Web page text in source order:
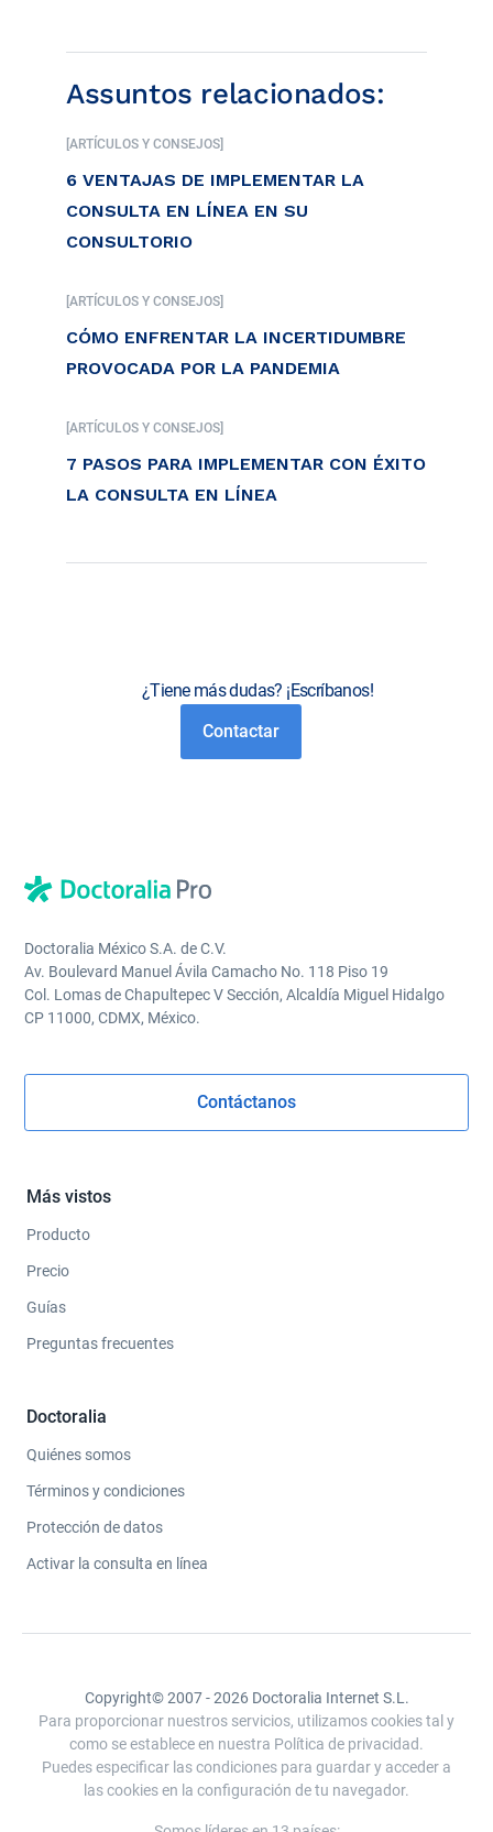
Assuntos relacionados:
[ARTÍCULOS Y CONSEJOS]
6 VENTAJAS DE IMPLEMENTAR LA
CONSULTA EN LÍNEA EN SU
CONSULTORIO
[ARTÍCULOS Y CONSEJOS]
CÓMO ENFRENTAR LA INCERTIDUMBRE
PROVOCADA POR LA PANDEMIA
[ARTÍCULOS Y CONSEJOS]
7 PASOS PARA IMPLEMENTAR CON ÉXITO
LA CONSULTA EN LÍNEA
¿Tiene más dudas? ¡Escríbanos!
Contactar
Doctoralia México S.A. de C.V.
Av. Boulevard Manuel Ávila Camacho No. 118 Piso 19
Col. Lomas de Chapultepec V Sección, Alcaldía Miguel Hidalgo
CP 11000, CDMX, México.
Contáctanos
Más vistos
Producto
Precio
Guías
Preguntas frecuentes
Doctoralia
Quiénes somos
Términos y condiciones
Protección de datos
Activar la consulta en línea
Copyright© 2007 - 2026 Doctoralia Internet S.L.
Para proporcionar nuestros servicios, utilizamos cookies tal y
como se establece en nuestra Política de privacidad.
Puedes especificar las condiciones para guardar y acceder a
las cookies en la configuración de tu navegador.